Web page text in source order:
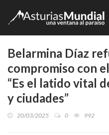
Belarmina Díaz
compromiso con
“Es el latido vital
y ciudades”
20/03/2025 0 992